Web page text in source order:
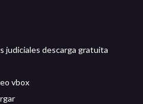
judiciales descarga gratuita
vbox